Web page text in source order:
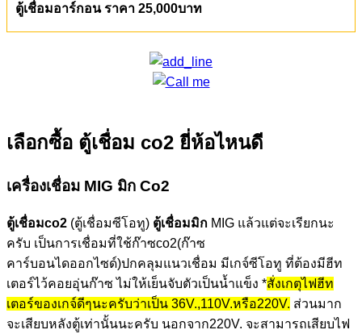
เซรามิกเบอร์ 4,5,6,7
คอลเลทและคอลเลทบอดี้1.6,2.4 อย่างละ 1ชุด
หางปลายาว,สั้น อย่างละ 1ตัว
ทังสเตน1.6,2.4 อย่างละ 1เส้น
เกจ์อาร์กอน 1อัน
ตู้เชื่อมอาร์กอน ราคา 25,000บาท
เลือกซื้อ ตู้เชื่อม co2 ยี่ห้อไหนดี